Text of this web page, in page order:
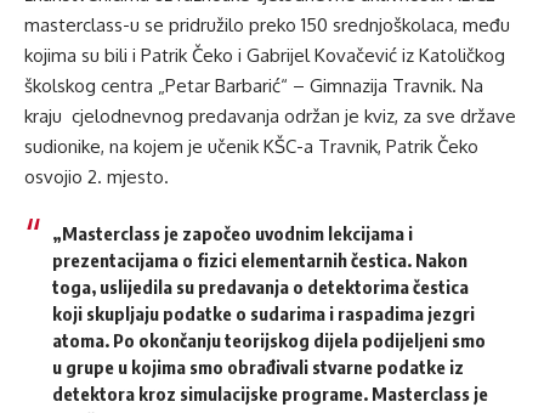
masterclass-u se pridružilo preko 150 srednjoškolaca, među
kojima su bili i Patrik Čeko i Gabrijel Kovačević iz Katoličkog
školskog centra „Petar Barbarić“ – Gimnazija Travnik. Na
kraju cjelodnevnog predavanja održan je kviz, za sve države
sudionike, na kojem je učenik KŠC-a Travnik, Patrik Čeko
osvojio 2. mjesto.
„Masterclass je započeo uvodnim lekcijama i
prezentacijama o fizici elementarnih čestica. Nakon
toga, uslijedila su predavanja o detektorima čestica
koji skupljaju podatke o sudarima i raspadima jezgri
atoma. Po okončanju teorijskog dijela podijeljeni smo
u grupe u kojima smo obrađivali stvarne podatke iz
detektora kroz simulacijske programe. Masterclass je